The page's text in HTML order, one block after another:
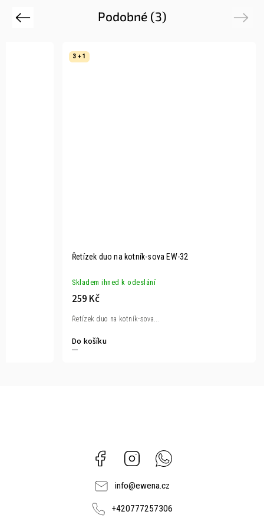
Podobné (3)
Previous
3 + 1
Řetízek duo na kotník-sova EW-32
Skladem ihned k odeslání
259 Kč
Do košíku
Řetízek duo na kotník-sova...
Next
Facebook Instagram
info@ewena.cz
+420777257306